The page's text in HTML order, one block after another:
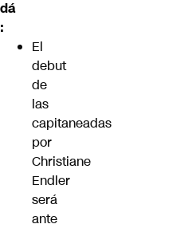
dá
:
El
debut
de
las
capitaneadas
por
Christiane
Endler
será
ante